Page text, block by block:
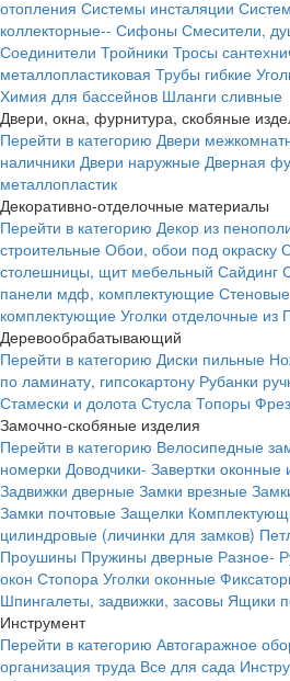
отопления Системы инсталяции
коллекторные-- Сифоны Смесители,
Соединители Тройники Тросы
металлопластиковая Трубы гибкие
Химия для бассейнов Шланги сливные
Двери, окна, фурнитура, скобяные
Перейти в категорию Двери
наличники Двери наружные Дверная
металлопластик
Декоративно-отделочные материалы
Перейти в категорию Декор из
строительные Обои, обои под окраску
столешницы, щит мебельный Сайдинг
панели мдф, комплектующие
комплектующие Уголки отделочные из
Деревообрабатывающий
Перейти в категорию Диски пильные
по ламинату, гипсокартону Рубанки
Стамески и долота Стусла Топоры
Замочно-скобяные изделия
Перейти в категорию Велосипедные
номерки Доводчики- Завертки
Задвижки дверные Замки врезные
Замки почтовые Защелки
цилиндровые (личинки для замков)
Проушины Пружины дверные Разное-
окон Стопора Уголки оконные
Шпингалеты, задвижки, засовы Ящики
Инструмент
Перейти в категорию Автогаражное
организация труда Все для сада